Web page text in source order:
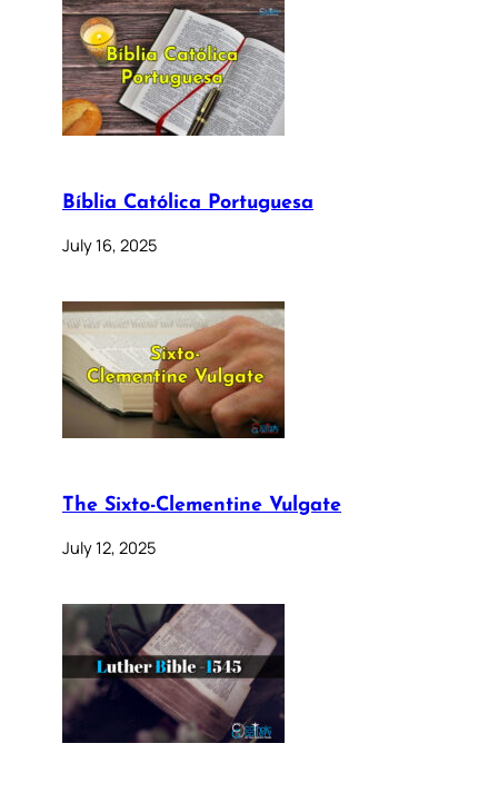
Bíblia Católica Portuguesa
July 16, 2025
The Sixto-Clementine Vulgate
July 12, 2025